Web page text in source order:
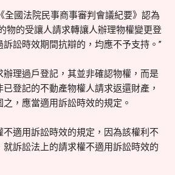
全國法院民事商事審判會議紀要》認為
物的受讓人請求轉讓人辦理物權變更登
訟時效期間抗辯的，均應不予支持。”
理過戶登記，其並非確認物權，而是
登記的不動產物權人請求返還財產，
，應當適用訴訟時效的規定。
不適用訴訟時效的規定，因為該權利不
訴訟法上的請求權不適用訴訟時效的